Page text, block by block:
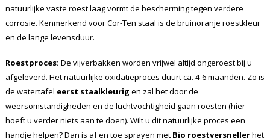
natuurlijke vaste roest laag vormt de bescherming tegen verdere
corrosie. Kenmerkend voor Cor-Ten staal is de bruinoranje roestkleur
en de lange levensduur.
Roestproces: De vijverbakken worden vrijwel altijd ongeroest bij u
afgeleverd. Het natuurlijke oxidatieproces duurt ca. 4-6 maanden. Zo is
de watertafel eerst staalkleurig en zal het door de
weersomstandigheden en de luchtvochtigheid gaan roesten (hier
hoeft u verder niets aan te doen). Wilt u dit natuurlijke proces een
handje helpen? Dan is af en toe sprayen met Bio roestversnellerhet